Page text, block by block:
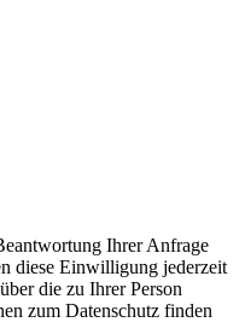
Ihrer Anfrage
diese Einwilligung jederzeit
die zu Ihrer Person
zum Datenschutz finden